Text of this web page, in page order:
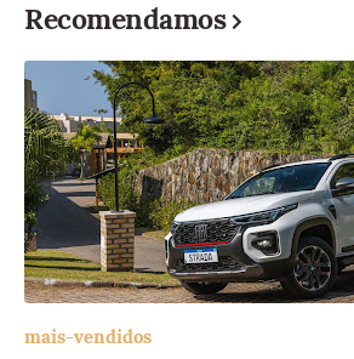
Recomendamos
mais-vendidos